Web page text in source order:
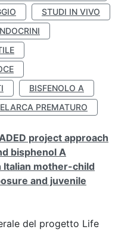
STUDI IN VIVO
BISFENOLO A
PREMATURO
project approach
bisphenol A
Italian mother-child
and juvenile
del progetto Life